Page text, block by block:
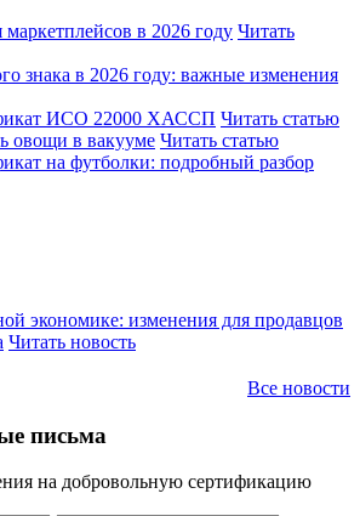
в 2026 году Читать
знака в 2026 году: важные изменения
ИСО 22000 ХАССП Читать статью
овощи в вакууме Читать статью
на футболки: подробный разбор
экономике: изменения для продавцов
Читать новость
Все новости
письма
на добровольную сертификацию